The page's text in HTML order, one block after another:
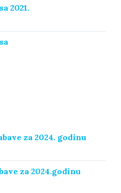
2021.
za 2024. godinu
za 2024.godinu